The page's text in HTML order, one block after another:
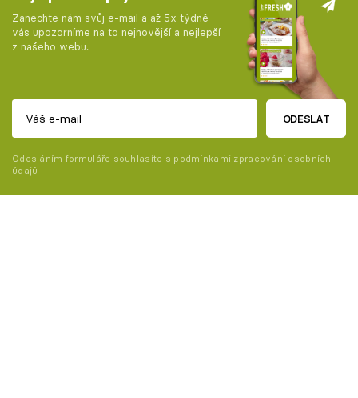
Zanechte nám svůj e-mail a až 5x týdně
vás upozorníme na to nejnovější a nejlepší
z našeho webu.
ODESLAT
Odesláním formuláře souhlasíte s podmínkami zpracování osobních
údajů